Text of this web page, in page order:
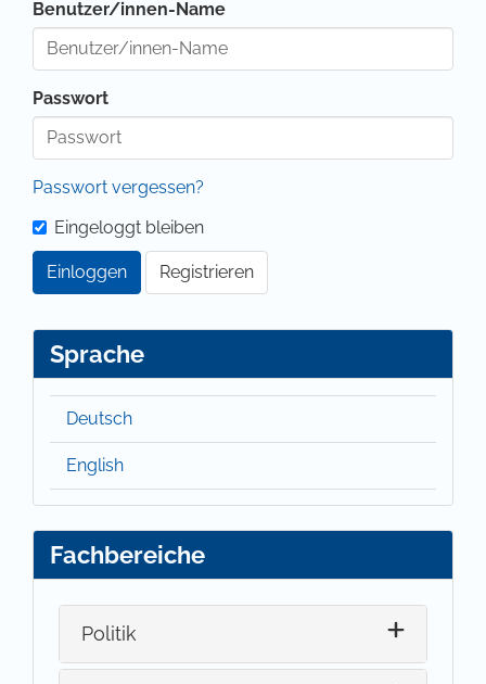
Benutzer/innen-Name
Passwort
Passwort vergessen?
Eingeloggt bleiben
Einloggen Registrieren
Sprache
Deutsch
English
Fachbereiche
Politik